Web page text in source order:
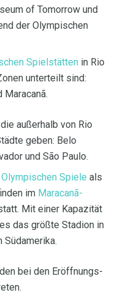
of Tomorrow und
der Olympischen
Spielstätten in Rio
unterteilt sind:
Maracanã.
außerhalb von Rio
geben: Belo
und São Paulo.
Olympischen Spiele als
im Maracanã-
Mit einer Kapazität
das größte Stadion in
bei den Eröffnungs-